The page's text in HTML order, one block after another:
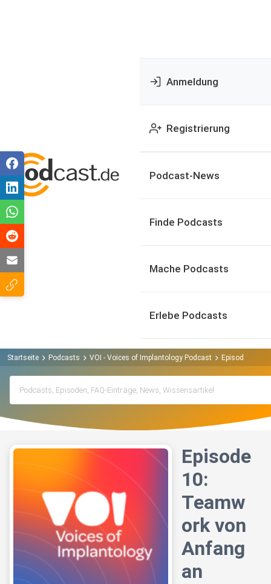
Anmeldung
Registrierung
Podcast-News
Finde Podcasts
Mache Podcasts
Erlebe Podcasts
Startseite Podcasts VOI - Voices of Implantology Podcast Episode 10:
Episode
10:
Teamw
ork von
Anfang
an